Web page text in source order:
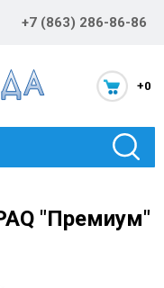
+7 (863) 286-86-86
+0
"Премиум"